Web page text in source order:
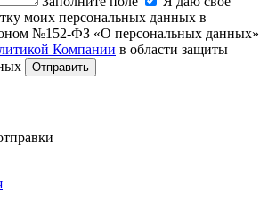
моих персональных данных в
№152-ФЗ «О персональных данных»
Компании в области защиты
Отправить